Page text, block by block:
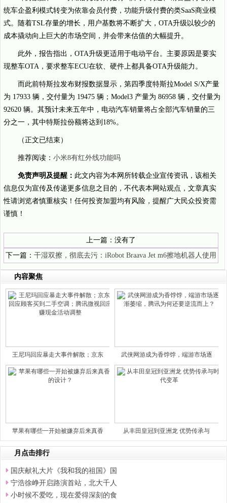
统车企盈利模式转变为依靠会员付费，功能升级付费的类SaaS商业模
式。随着TSL存量的增长，用户基数将不断扩大，OTA升级以较少的
成本撬动向上巨大的市场空间，并会带来估值的大幅提升。
此外，报告指出，OTA升级更适用于电动平台。主要原因是要实
现整车OTA，要求整车ECU在软、硬件上都具备OTA升级能力。
而此前特斯拉发布财报数据显示，第四季度特斯拉Model S/X产量
为 17933 辆，交付量为 19475 辆；Model3 产量为 86958 辆，交付量为
92620 辆。其预计未来五年中，电动汽车销量将占全部汽车销量的三
分之一，其中特斯拉份额将达到18%。
（正文已结束）
推荐阅读： 小米8有红外线功能吗
免责声明及提醒： 此文内容为本网所转载企业宣传资讯，该相关
信息仅为宣传及传递更多信息之目的，不代表本网站观点，文章真实
性请浏览者慎重核实！任何投资加盟均有风险，提醒广大民众投资需
谨慎！
上一篇：没有了
下一篇： 干湿双擦，彻底去污：iRobot Braava Jet m6擦地机器人使用
评测
内容聚焦
王尼玛回应暴走大事件解散；京东 武侠网游成为香饽饽，端游市场逐
苹果有哪些一开始被嫌弃后来真香 从丰田皇冠到亚洲龙 优势传承与
月点击排行
国庆献礼大片《我和我的祖国》国
宁浩徐峥开启路演首站，北大千人
小时候不爱吃，现在爱得深刻的食